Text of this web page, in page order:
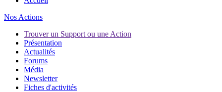
Nos Actions
Trouver un Support ou une Action
Présentation
Actualités
Forums
Média
Newsletter
Fiches d'activités